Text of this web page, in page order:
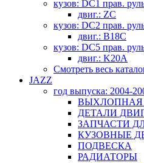
кузов: DC1 прав.
двиг.: ZC
кузов: DC2 прав.
двиг.: B18C
кузов: DC5 прав.
двиг.: K20A
Смотреть весь
JAZZ
год выпуска: 2004-
ВЫХЛОПНАЯ
ДЕТАЛИ
ЗАПЧАСТИ
КУЗОВНЫЕ
ПОДВЕСКА
РАДИАТОРЫ